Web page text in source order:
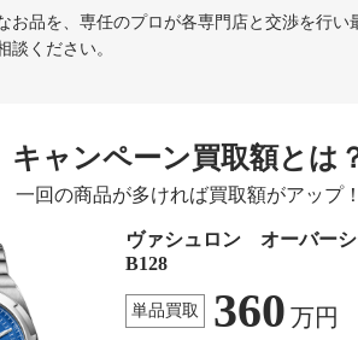
お品を、専任のプロが各専門店と交渉を行
談ください。
キャンペーン買取額とは
一回の商品が多ければ買取額がアップ！
ヴァシュロン オーバー
B128
単品買取 360 万円